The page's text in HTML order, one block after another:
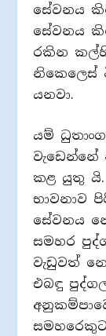
සේවනය
සේවනය
රකින
නිකෙලෙස්
යනවා.
යම්
කළ යුතු
භාවනාව
සේවනය
සමහර
වැඩුවත්
එබඳු